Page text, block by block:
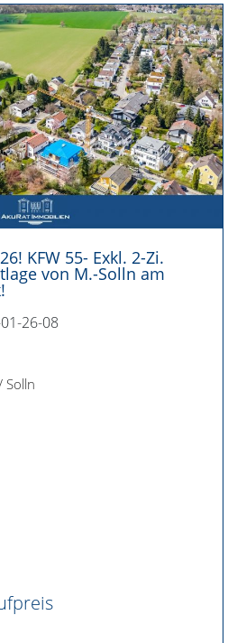
KFW 55- Exkl. 2-Zi.
von M.-Solln am
26-08
Solln